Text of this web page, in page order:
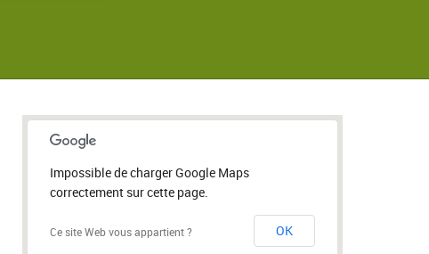
Impossible de charger Google Maps
correctement sur cette page.
Ce site Web vous appartient ? OK